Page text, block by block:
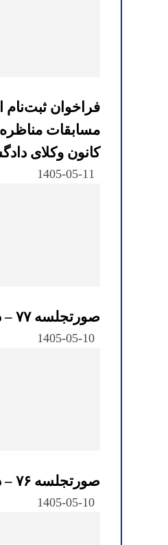
فراخوان ثبت‌نام
مسابقات
کانون وکلای
1405-05-11
صورتجلسه ۷۷ – دوره سیزدهم
1405-05-10
صورتجلسه ۷۶ – دوره سیزدهم
1405-05-10